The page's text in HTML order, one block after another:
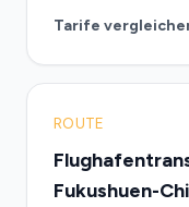
Tarife
ROUTE
Fukushuen-